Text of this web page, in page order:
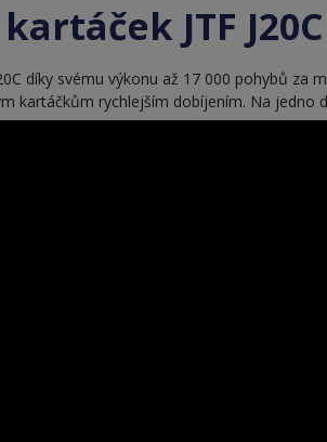
JTF J20C
díky svému výkonu až 17 000 pohybů
kartáčkům rychlejším dobíjením. Na jedno